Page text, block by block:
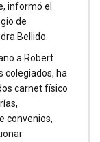
informó el
de
Bellido.
a Robert
colegiados, ha
carnet físico
convenios,